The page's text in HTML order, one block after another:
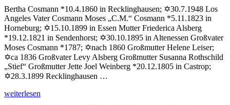
Bertha Cosmann *10.4.1860 in Recklinghausen; ✡30.7.1948 Los
Angeles Vater Cosmann Moses „C.M.“ Cosmann *5.11.1823 in
Horneburg; ✡15.10.1899 in Essen Mutter Friederica Alsberg
*19.12.1821 in Sendenhorst; ✡30.10.1895 in Altenessen Großvater
Moses Cosmann *1787; ✡nach 1860 Großmutter Helene Leiser;
✡ca 1836 Großvater Levy Alsberg Großmutter Susanna Rothschild
„Stief“ Großmutter Jette Joel Weinberg *20.12.1805 in Castrop;
✡28.3.1899 Recklinghausen …
„Cosmann
weiterlesen